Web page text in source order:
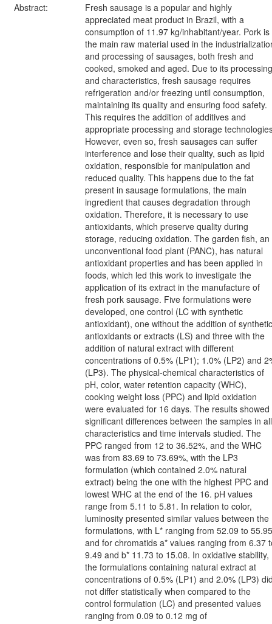
Abstract:
Fresh sausage is a popular and highly
appreciated meat product in Brazil, with a
consumption of 11.97 kg/inhabitant/year. Pork is
the main raw material used in the
and processing of sausages, both fresh and
cooked, smoked and aged. Due to its processing
and characteristics, fresh sausage requires
refrigeration and/or freezing until consumption,
maintaining its quality and ensuring food safety.
This requires the addition of additives and
appropriate processing and storage
However, even so, fresh sausages can suffer
interference and lose their quality, such as lipid
oxidation, responsible for manipulation and
reduced quality. This happens due to the fat
present in sausage formulations, the main
ingredient that causes degradation through
oxidation. Therefore, it is necessary to use
antioxidants, which preserve quality during
storage, reducing oxidation. The garden fish, an
unconventional food plant (PANC), has natural
antioxidant properties and has been applied in
foods, which led this work to investigate the
application of its extract in the manufacture of
fresh pork sausage. Five formulations were
developed, one control (LC with synthetic
antioxidant), one without the addition of synthetic
antioxidants or extracts (LS) and three with the
addition of natural extract with different
concentrations of 0.5% (LP1); 1.0% (LP2) and
(LP3). The physical-chemical characteristics of
pH, color, water retention capacity (WHC),
cooking weight loss (PPC) and lipid oxidation
were evaluated for 16 days. The results showed
significant differences between the samples in all
characteristics and time intervals studied. The
PPC ranged from 12 to 36.52%, and the WHC
was from 83.69 to 73.69%, with the LP3
formulation (which contained 2.0% natural
extract) being the one with the highest PPC and
lowest WHC at the end of the 16. pH values
range from 5.11 to 5.81. In relation to color,
luminosity presented similar values between the
formulations, with L* ranging from 52.09 to 55.95
and for chromatids a* values ranging from 6.37
9.49 and b* 11.73 to 15.08. In oxidative stability,
the formulations containing natural extract at
concentrations of 0.5% (LP1) and 2.0% (LP3)
not differ statistically when compared to the
control formulation (LC) and presented values
ranging from 0.09 to 0.12 mg of